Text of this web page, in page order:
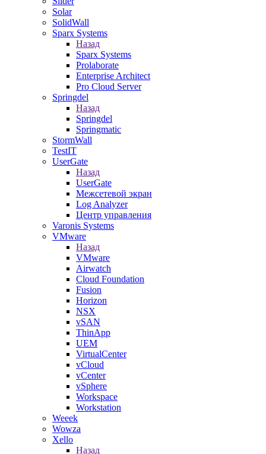
Solar
SolidWall
Sparx Systems
Назад
Sparx Systems
Prolaborate
Enterprise Architect
Pro Cloud Server
Springdel
Назад
Springdel
Springmatic
StormWall
TestIT
UserGate
Назад
UserGate
Межсетевой экран
Log Analyzer
Центр управления
Varonis Systems
VMware
Назад
VMware
Airwatch
Cloud Foundation
Fusion
Horizon
NSX
vSAN
ThinApp
UEM
VirtualCenter
vCloud
vCenter
vSphere
Workspace
Workstation
Weeek
Wowza
Xello
Назад